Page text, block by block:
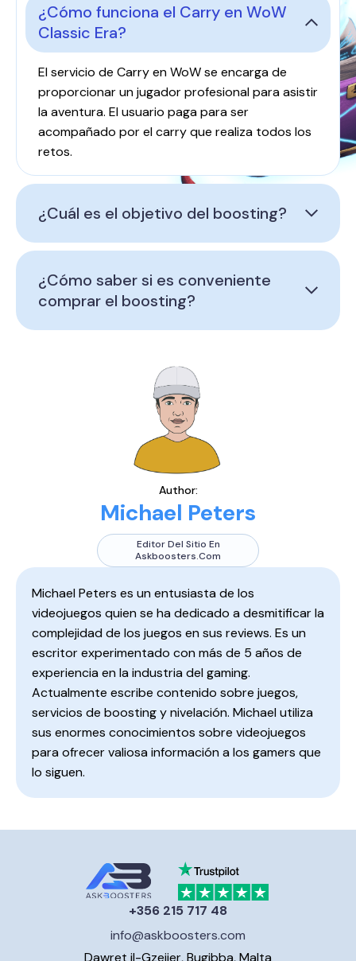
¿Cómo funciona el Carry en WoW
Classic Era?
El servicio de Carry en WoW se encarga de
proporcionar un jugador profesional para asistir
la aventura. El usuario paga para ser
acompañado por el carry que realiza todos los
retos.
¿Cuál es el objetivo del boosting?
¿Cómo saber si es conveniente
comprar el boosting?
Author:
Michael Peters
Editor Del Sitio En
Askboosters.com
Michael Peters es un entusiasta de los
videojuegos quien se ha dedicado a desmitificar la
complejidad de los juegos en sus reviews. Es un
escritor experimentado con más de 5 años de
experiencia en la industria del gaming.
Actualmente escribe contenido sobre juegos,
servicios de boosting y nivelación. Michael utiliza
sus enormes conocimientos sobre videojuegos
para ofrecer valiosa información a los gamers que
lo siguen.
+356 215 717 48
info@askboosters.com
Dawret il-Gzejjer, Bugibba, Malta